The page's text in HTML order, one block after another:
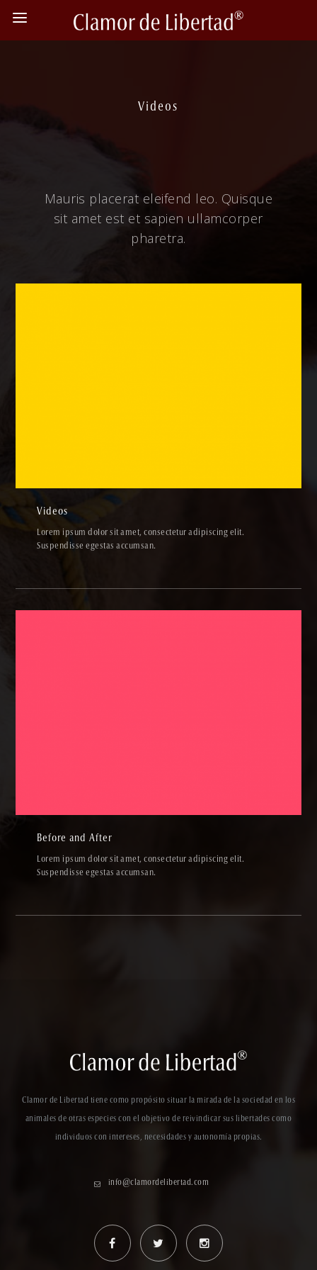
Videos
Mauris placerat eleifend leo. Quisque
sit amet est et sapien ullamcorper
pharetra.
Videos
Lorem ipsum dolor sit amet, consectetur adipiscing elit.
Suspendisse egestas accumsan.
Before and After
Lorem ipsum dolor sit amet, consectetur adipiscing elit.
Suspendisse egestas accumsan.
Clamor de Libertad tiene como propósito situar la mirada de la sociedad en los
animales de otras especies con el objetivo de reivindicar sus libertades como
individuos con intereses, necesidades y autonomía propias.
info@clamordelibertad.com